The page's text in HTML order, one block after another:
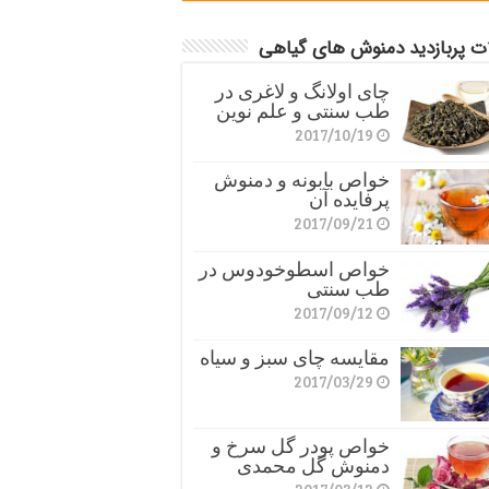
پربازدید دمنوش های گیاهی
چای اولانگ و لاغری در
طب سنتی و علم نوین
2017/10/19
خواص بابونه و دمنوش
پرفایده آن
2017/09/21
خواص اسطوخودوس در
طب سنتی
2017/09/12
مقایسه چای سبز و سیاه
2017/03/29
خواص پودر گل سرخ و
دمنوش گل محمدی